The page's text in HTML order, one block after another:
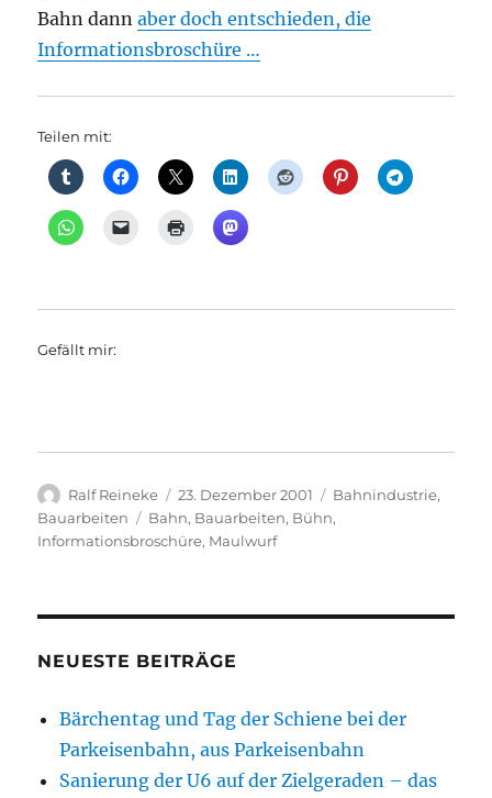
Bahn dannaber doch entschieden, die
Informationsbroschüre …
Teilen mit:
Gefällt mir:
Autor
Ralf Reineke
Veröffentlicht
am
23. Dezember 2001 Kategorien
Bahnindustrie,
Bauarbeiten
Schlagwörter
Bahn, Bauarbeiten, Bühn,
Informationsbroschüre, Maulwurf
NEUESTE BEITRÄGE
Bärchentag und Tag der Schiene bei der
Parkeisenbahn, aus Parkeisenbahn
Sanierung der U6 auf der Zielgeraden – das